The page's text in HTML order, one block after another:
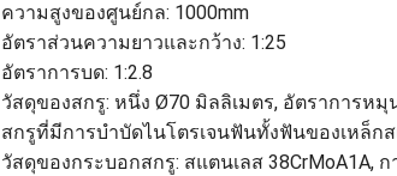
ความสูงของศูนย์กล: 1000mm
อัตราส่วนความยาวและกว้าง: 1:25
อัตราการบด: 1:2.8
วัสดุของสกรู: หนึ่ง Ø70 มิลลิเมตร, อัตราการหมุ
สกรูที่มีการบําบัดไนโตรเจนฟันทั้งฟันของเหล็ก
วัสดุของกระบอกสกรู: สแตนเลส